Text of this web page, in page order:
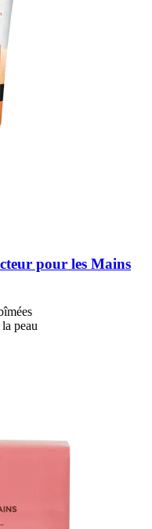
pour les Mains
peau